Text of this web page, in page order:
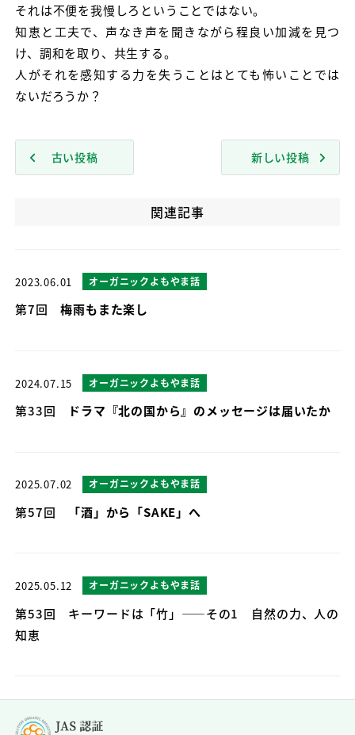
それは不便を我慢しろということではない。
知恵と工夫で、声なき声を聞きながら程良い加減を見つ
け、調和を取り、共生する。
人がそれを感知する力を失うことはとても怖いことでは
ないだろうか？
古い投稿 新しい投稿
関連記事
第7回梅雨もまた楽し
2023.06.01 オーガニックよもやま話
第33回 ドラマ『北の国から』のメッセージは届いたか
2024.07.15 オーガニックよもやま話
第57回 「酒」から「SAKE」へ
2025.07.02 オーガニックよもやま話
第53回 キーワードは「竹」――その1 自然の力、人の
知恵
2025.05.12 オーガニックよもやま話